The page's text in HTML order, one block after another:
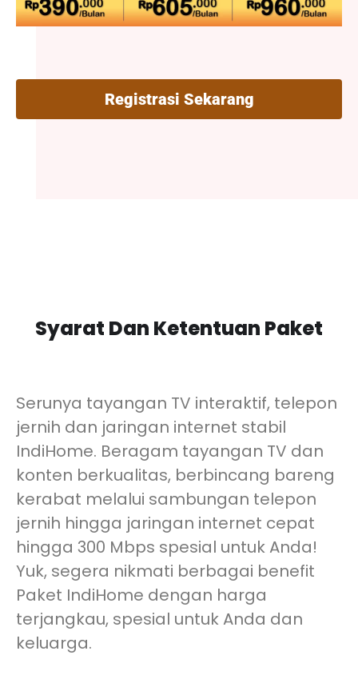
Registrasi Sekarang
Syarat Dan Ketentuan Paket
Serunya tayangan TV interaktif, telepon
jernih dan jaringan internet stabil
IndiHome. Beragam tayangan TV dan
konten berkualitas, berbincang bareng
kerabat melalui sambungan telepon
jernih hingga jaringan internet cepat
hingga 300 Mbps spesial untuk Anda!
Yuk, segera nikmati berbagai benefit
Paket IndiHome dengan harga
terjangkau, spesial untuk Anda dan
keluarga.